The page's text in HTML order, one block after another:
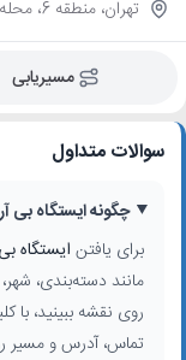
تهران، منطقه 6، محله وصال شیرازی، میدان انقلاب
مسیریابی
سوالات متداول
چگونه ایستگاه بی
برای یافتن ایستگاه
مانند دسته‌بندی،
روی نقشه ببینید،
تماس، آدرس و مسیر